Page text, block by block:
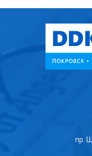
пр.